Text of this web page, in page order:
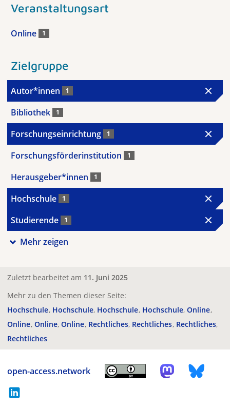
Veranstaltungsart
Online 1
Zielgruppe
Autor*innen 1
Bibliothek 1
Forschungseinrichtung 1
Forschungsförderinstitution 1
Herausgeber*innen 1
Hochschule 1
Studierende 1
Mehr zeigen
Zuletzt bearbeitet am 11. Juni 2025
Mehr zu den Themen dieser Seite:
Hochschule Hochschule Hochschule Hochschule Online
Online Online Online Rechtliches Rechtliches Rechtliches
Rechtliches
open-access.network